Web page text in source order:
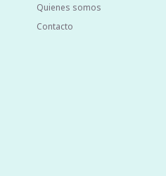
Quienes somos
Contacto